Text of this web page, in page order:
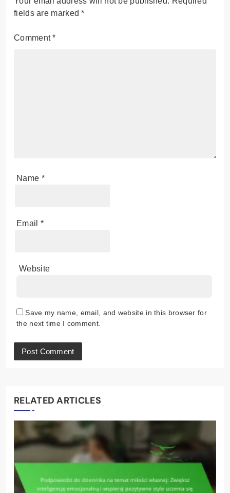
fields are marked*
Comment*
Name *
Email *
Website
Save my name, email, and website in this browser for
the next time I comment.
RELATED ARTICLES